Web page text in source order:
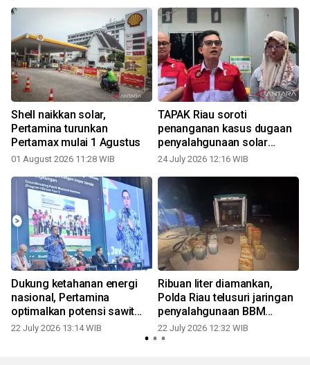
Shell naikkan solar,
Pertamina turunkan
Pertamax mulai 1 Agustus
01 August 2026 11:28 WIB
TAPAK Riau soroti
penanganan kasus dugaan
penyalahgunaan solar
subsidi
24 July 2026 12:16 WIB
Dukung ketahanan energi
nasional, Pertamina
optimalkan potensi sawit
dan limbahnya untuk
22 July 2026 13:14 WIB
Ribuan liter diamankan,
Polda Riau telusuri jaringan
penyalahgunaan BBM
bersubsidi di Rohil
22 July 2026 12:32 WIB